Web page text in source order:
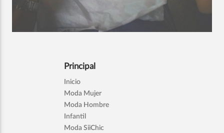
Principal
Inicio
Moda Mujer
Moda Hombre
Infantil
Moda SiiChic